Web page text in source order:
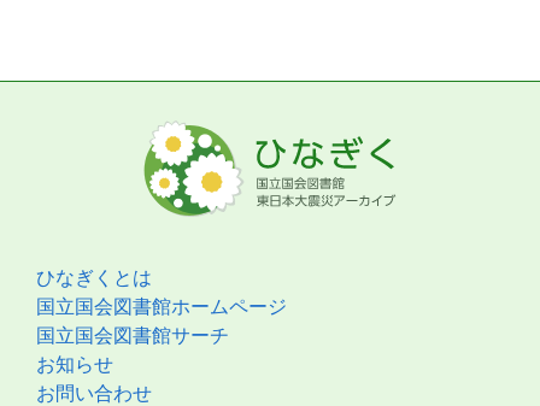
ひなぎくとは
国立国会図書館ホームページ
国立国会図書館サーチ
お知らせ
お問い合わせ